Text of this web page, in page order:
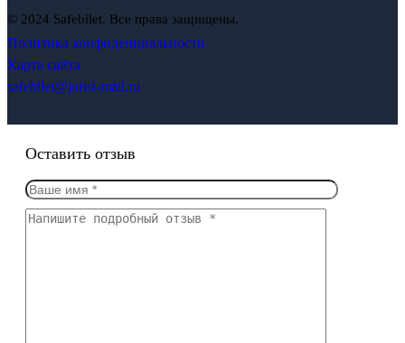
© 2024 Safebilet. Все права защищены.
Политика конфиденциальности
Карта сайта
safebilet@jurist-mail.ru
Оставить отзыв